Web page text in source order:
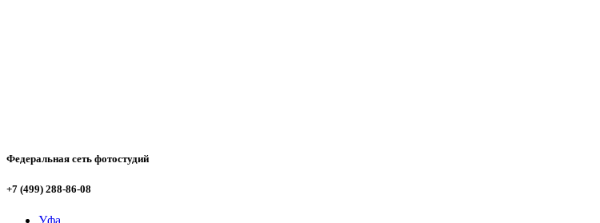
Федеральная сеть фотостудий
+7 (499) 288-86-08